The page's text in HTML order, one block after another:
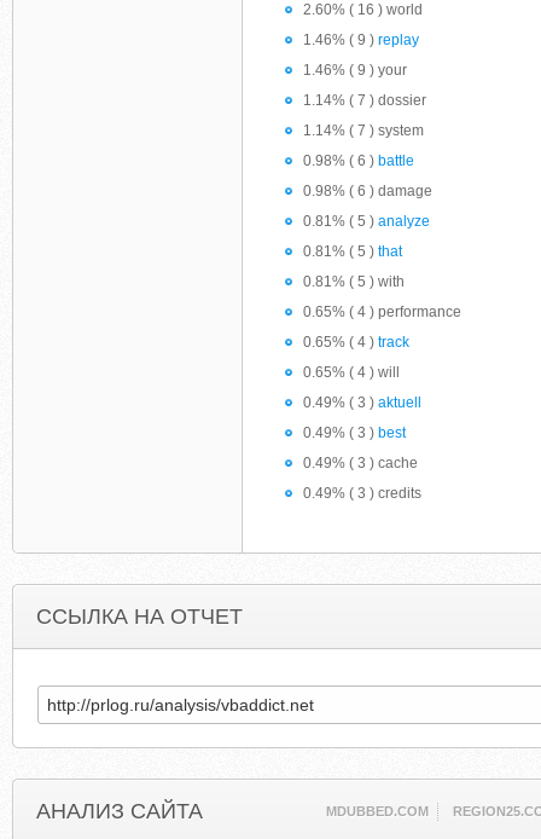
2.60% ( 16 ) world
1.46% ( 9 ) replay
1.46% ( 9 ) your
1.14% ( 7 ) dossier
1.14% ( 7 ) system
0.98% ( 6 ) battle
0.98% ( 6 ) damage
0.81% ( 5 ) analyze
0.81% ( 5 ) that
0.81% ( 5 ) with
0.65% ( 4 ) performance
0.65% ( 4 ) track
0.65% ( 4 ) will
0.49% ( 3 ) aktuell
0.49% ( 3 ) best
0.49% ( 3 ) cache
0.49% ( 3 ) credits
ССЫЛКА НА ОТЧЕТ
АНАЛИЗ САЙТА MDUBBED.COM